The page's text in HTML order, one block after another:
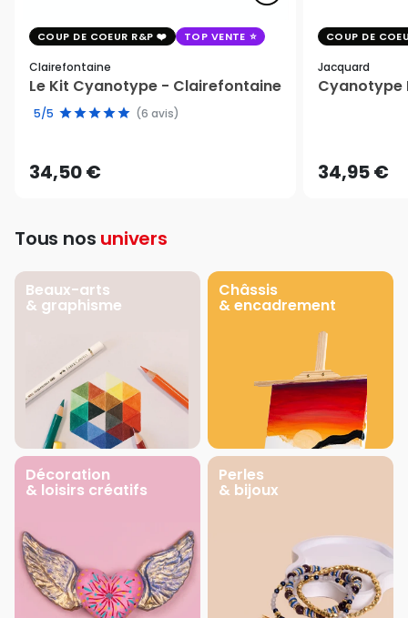
COUP DE COEUR R&P TOP VENTE
Clairefontaine
Le Kit Cyanotype - Clairefontaine
5/5 (6 avis)
34,50 €
COUP DE
Jacquard
Cyanotype
34,95 €
Tous nos univers
Beaux-arts
& graphisme
Châssis
& encadrement
Décoration
& loisirs créatifs
Perles
& bijoux